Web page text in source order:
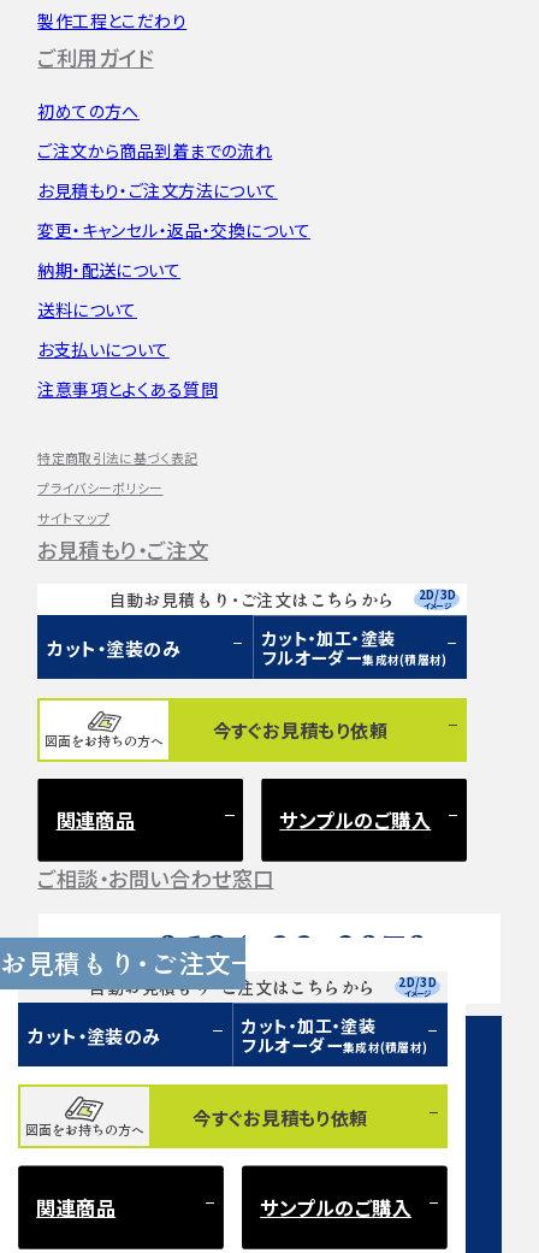
お見積もり・ご注文
自動お見積もり・ご注文はこちらから
カット・塗装のみ
カット・加工・塗装
フルオーダー集成材(積層材)
2D/3D
イメージ
図面をお持ちの方へ 今すぐお見積もり依頼
関連商品 サンプルのご購入
製作工程とこだわり
ご利用ガイド
初めての方へ
ご注文から商品到着までの流れ
お見積もり・ ご注文方法について
変更・キャンセル・返品・交換について
納期・配送について
送料について
お支払いについて
注意事項とよくある質問
特定商取引法に基づく表記
プライバシーポリシー
サイトマップ
お見積もり・ご注文
自動お見積もり・ご注文はこちらから
カット・塗装のみ
カット・加工・塗装
フルオーダー集成材(積層材)
2D/3D
イメージ
図面をお持ちの方へ 今すぐお見積もり依頼
関連商品 サンプルのご購入
ご相談・お問い合わせ窓口
Tel. 0584-33-2070
営業時間 9:00〜17:00（土日祝 定休）
お問い合わせフォーム